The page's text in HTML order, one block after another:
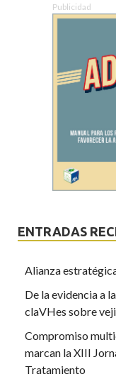
Publicidad
ENTRADAS
Alianza
De la evidencia a
claVHes sobre
Compromiso
marcan la XIII
Tratamiento